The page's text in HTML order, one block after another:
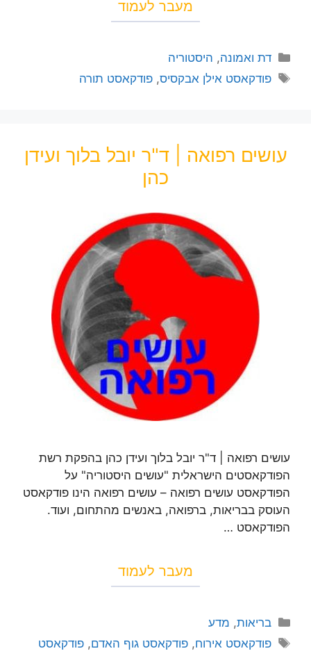
מעבר לעמוד
דת ואמונה, היסטוריה
פודקאסט אילן אבקסיס,פודקאסט תורה
עושים רפואה | ד"ר יובל בלוך ועידן
כהן
עושים רפואה | ד"ר יובל בלוך ועידן כהן בהפקת רשת
הפודקאסטים הישראלית "עושים היסטוריה" על
הפודקאסט עושים רפואה – עושים רפואה הינו פודקאסט
העוסק בבריאות, ברפואה, באנשים מהתחום, ועוד.
הפודקאסט …
מעבר לעמוד
בריאות, מדע
פודקאסט אירוח,פודקאסט גוף האדם,פודקאסט